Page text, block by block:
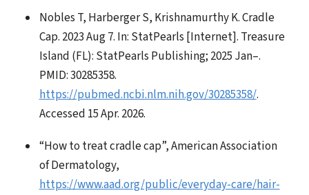
Nobles T, Harberger S, Krishnamurthy K. Cradle
Cap. 2023 Aug 7. In: StatPearls [Internet]. Treasure
Island (FL): StatPearls Publishing; 2025 Jan–.
PMID: 30285358.
https://pubmed.ncbi.nlm.nih.gov/30285358/.
Accessed 15 Apr. 2026.
“How to treat cradle cap”, American Association
of Dermatology,
https://www.aad.org/public/everyday-care/hair-